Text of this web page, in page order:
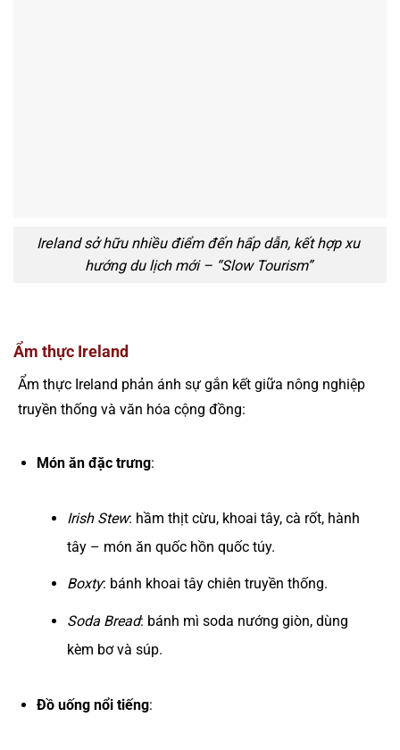
Ireland sở hữu nhiều điểm đến hấp dẫn, kết hợp xu
hướng du lịch mới – “Slow Tourism”
Ẩm thực Ireland
Ẩm thực Ireland phản ánh sự gắn kết giữa nông nghiệp
truyền thống và văn hóa cộng đồng:
Món ăn đặc trưng:
Irish Stew: hầm thịt cừu, khoai tây, cà rốt, hành
tây – món ăn quốc hồn quốc túy.
Boxty: bánh khoai tây chiên truyền thống.
Soda Bread: bánh mì soda nướng giòn, dùng
kèm bơ và súp.
Đồ uống nổi tiếng: